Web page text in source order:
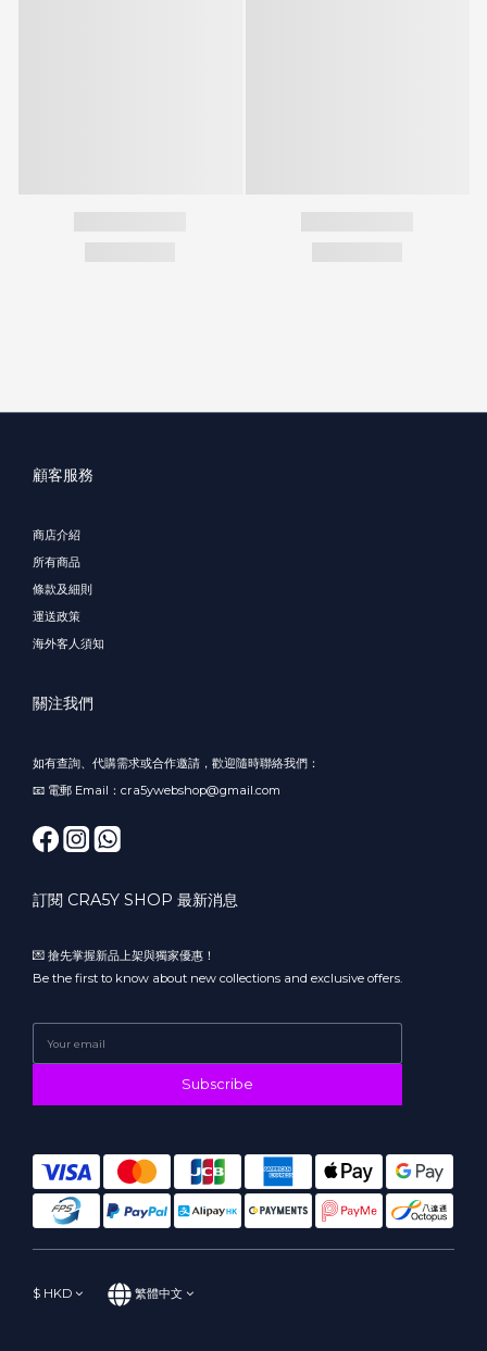
顧客服務
商店介紹
所有商品
條款及細則
運送政策
海外客人須知
關注我們
如有查詢、代購需求或合作邀請，歡迎隨時聯絡我們：
📧 電郵 Email：cra5ywebshop@gmail.com
訂閱 CRA5Y SHOP 最新消息
💌 搶先掌握新品上架與獨家優惠！
Be the first to know about new collections and exclusive offers.
Subscribe
$ HKD 繁體中文